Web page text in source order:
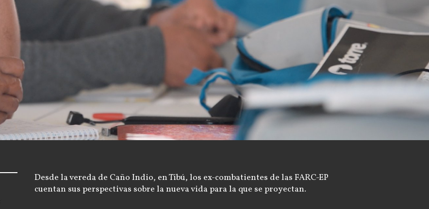
Desde la vereda de Caño Indio, en Tibú, los ex-combatientes de las FARC-EP
cuentan sus perspectivas sobre la nueva vida para la que se proyectan.